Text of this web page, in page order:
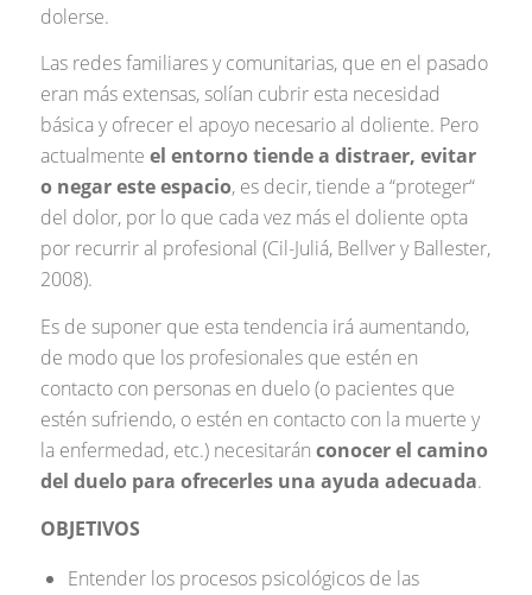
dolerse.
Las redes familiares y comunitarias, que en el pasado
eran más extensas, solían cubrir esta necesidad
básica y ofrecer el apoyo necesario al doliente. Pero
actualmente el entorno tiende a distraer, evitar
o negar este espacio, es decir, tiende a “proteger“
del dolor, por lo que cada vez más el doliente opta
por recurrir al profesional (Cil-Juliá, Bellver y Ballester,
2008).
Es de suponer que esta tendencia irá aumentando,
de modo que los profesionales que estén en
contacto con personas en duelo (o pacientes que
estén sufriendo, o estén en contacto con la muerte y
la enfermedad, etc.) necesitarán conocer el camino
del duelo para ofrecerles una ayuda adecuada.
OBJETIVOS
Entender los procesos psicológicos de las